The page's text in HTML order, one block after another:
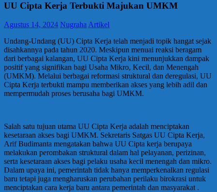
UU Cipta Kerja Terbukti Majukan UMKM
Agustus 14, 2024 Nugraha Artikel
Undang-Undang (UU) Cipta Kerja telah menjadi topik hangat sejak
disahkannya pada tahun 2020. Meskipun menuai reaksi beragam
dari berbagai kalangan, UU Cipta Kerja kini menunjukkan dampak
positif yang signifikan bagi Usaha Mikro, Kecil, dan Menengah
(UMKM). Melalui berbagai reformasi struktural dan deregulasi, UU
Cipta Kerja terbukti mampu memberikan akses yang lebih adil dan
mempermudah proses berusaha bagi UMKM.
Salah satu tujuan utama UU Cipta Kerja adalah menciptakan
kesetaraan akses bagi UMKM. Sekretaris Satgas UU Cipta Kerja,
Arif Budimanta mengatakan bahwa UU Cipta kerja berupaya
melakukan perombakan struktural dalam hal pelayanan, perizinan,
serta kesetaraan akses bagi pelaku usaha kecil menengah dan mikro.
Dalam upaya ini, pemerintah tidak hanya memperkenalkan regulasi
baru tetapi juga mengharuskan perubahan perilaku birokrasi untuk
menciptakan cara kerja baru antara pemerintah dan masyarakat .